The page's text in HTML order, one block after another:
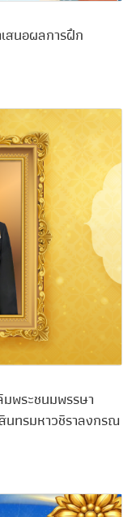
สนอผลการฝึก
พระชนมพรรษา
นทรมหาวชิราลงกรณ